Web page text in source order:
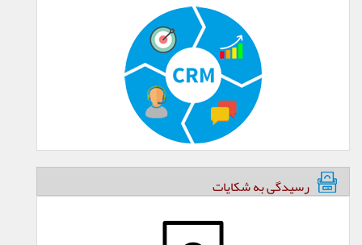
رسیدگی به شکایات